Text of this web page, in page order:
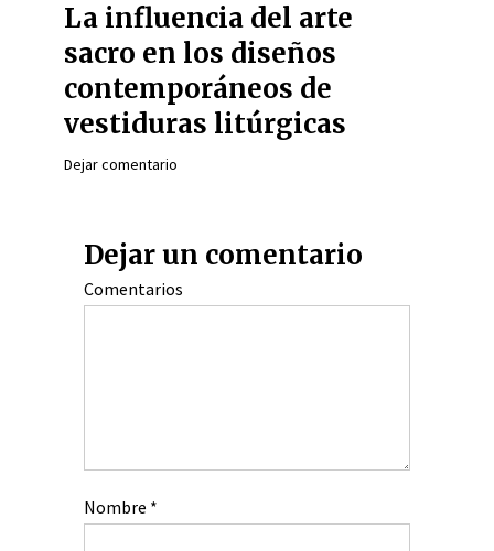
La influencia del arte
sacro en los diseños
contemporáneos de
vestiduras litúrgicas
Dejar comentario
Dejar un comentario
Comentarios
Nombre *